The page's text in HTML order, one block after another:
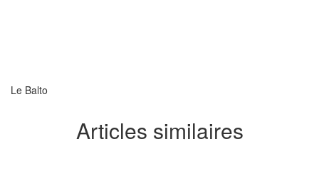
Le Balto
Articles similaires